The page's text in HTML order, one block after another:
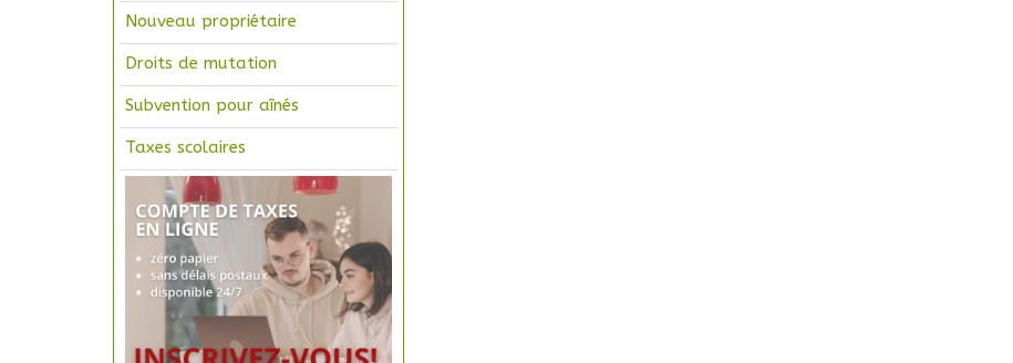
Nouveau propriétaire
Droits de mutation
Subvention pour aînés
Taxes scolaires